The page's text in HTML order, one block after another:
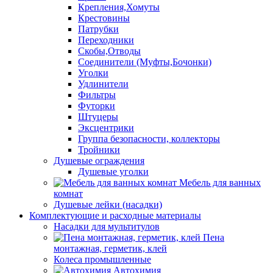
Крепления,Хомуты
Крестовины
Патрубки
Переходники
Скобы,Отводы
Соединители (Муфты,Бочонки)
Уголки
Удлинители
Фильтры
Футорки
Штуцеры
Эксцентрики
Группа безопасности, коллекторы
Тройники
Душевые ограждения
Душевые уголки
Мебель для ванных
комнат
Душевые лейки (насадки)
Комплектующие и расходные материалы
Насадки для мультитулов
Пена
монтажная, герметик, клей
Колеса промышленные
Автохимия